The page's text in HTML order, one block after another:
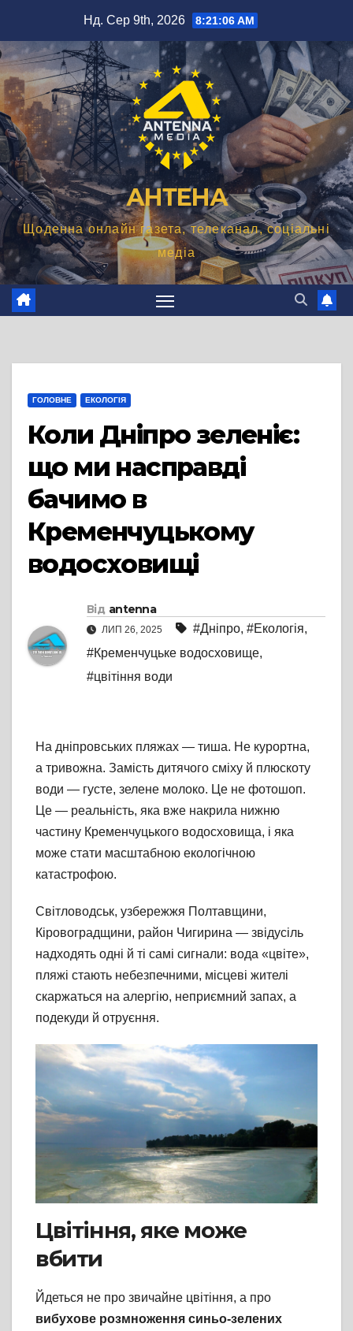
вмісту
Нд. Сер 9th, 2026 8:21:07 AM
АНТЕНА
Щоденна онлайн газета, телеканал, соціальні
медіа
ГОЛОВНЕ ЕКОЛОГІЯ
Коли Дніпро зеленіє:
що ми насправді
бачимо в
Кременчуцькому
водосховищі
Від antenna
ЛИП 26, 2025 #Дніпро, #Екологія,
#Кременчуцьке водосховище,
#цвітіння води
На дніпровських пляжах — тиша. Не курортна,
а тривожна. Замість дитячого сміху й плюскоту
води — густе, зелене молоко. Це не фотошоп.
Це — реальність, яка вже накрила нижню
частину Кременчуцького водосховища, і яка
може стати масштабною екологічною
катастрофою.
Світловодськ, узбережжя Полтавщини,
Кіровоградщини, район Чигирина — звідусіль
надходять одні й ті самі сигнали: вода «цвіте»,
пляжі стають небезпечними, місцеві жителі
скаржаться на алергію, неприємний запах, а
подекуди й отруєння.
Цвітіння, яке може
вбити
Йдеться не про звичайне цвітіння, а про
вибухове розмноження синьо-зелених